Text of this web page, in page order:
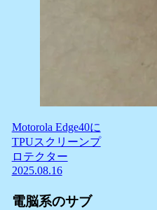
Motorola Edge40に
TPUスクリーンプ
ロテクター
2025.08.16
電脳系のサブ